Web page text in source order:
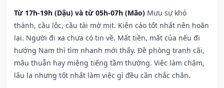
Từ 17h-19h (Dậu) và từ 05h-07h (Mão) Mưu sự khó
thành, cầu lộc, cầu tài mờ mịt. Kiện cáo tốt nhất nên hoãn
lại. Người đi xa chưa có tin về. Mất tiền, mất của nếu đi
hướng Nam thì tìm nhanh mới thấy. Đề phòng tranh cãi,
mâu thuẫn hay miệng tiếng tầm thường. Việc làm chậm,
lâu la nhưng tốt nhất làm việc gì đều cần chắc chắn.